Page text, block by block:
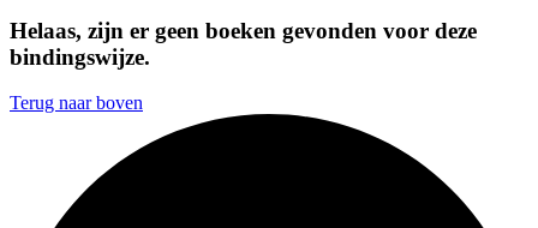
Helaas, zijn er geen boeken gevonden voor deze
bindingswijze.
Terug naar boven